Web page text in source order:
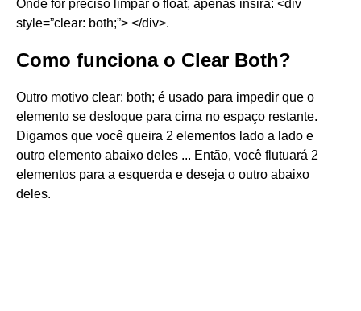
Onde for preciso limpar o float, apenas insira: <div
style=”clear: both;”> </div>.
Como funciona o Clear Both?
Outro motivo clear: both; é usado para impedir que o
elemento se desloque para cima no espaço restante.
Digamos que você queira 2 elementos lado a lado e
outro elemento abaixo deles ... Então, você flutuará 2
elementos para a esquerda e deseja o outro abaixo
deles.